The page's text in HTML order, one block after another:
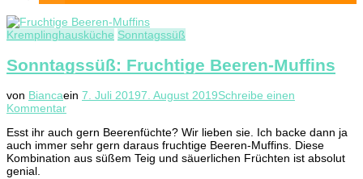
Kremplinghausküche Sonntagssüß
Sonntagssüß: Fruchtige Beeren-Muffins
von Biancaein 7. Juli 20197. August 2019Schreibe einen
Kommentarzu
Fruchtige
Beeren-
Muffins
Esst ihr auch gern Beerenfüchte? Wir lieben sie. Ich backe dann ja
auch immer sehr gern daraus fruchtige Beeren-Muffins. Diese
Kombination aus süßem Teig und säuerlichen Früchten ist absolut
genial.